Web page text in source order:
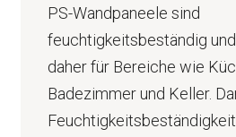
PS-Wandpaneele sind
feuchtigkeitsbeständig
daher für Bereiche wie
Badezimmer und Keller.